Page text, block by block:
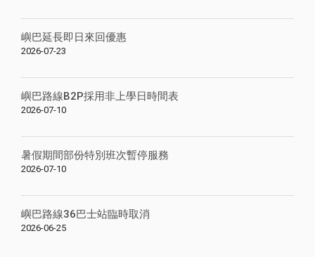
嶼巴延長即日來回優惠
2026-07-23
嶼巴路線B2P採用非上學日時間表
2026-07-10
暑假期間部份特別班次暫停服務
2026-07-10
嶼巴路線36巴士站臨時取消
2026-06-25